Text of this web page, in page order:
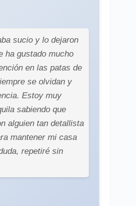
sucio y lo dejaron
ha gustado mucho
en las patas de
se olvidan y
Estoy muy
sabiendo que
alguien tan detallista
mantener mi casa
repetiré sin